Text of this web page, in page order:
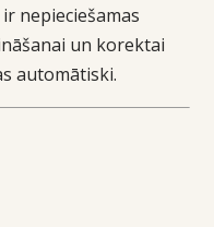
nepieciešamas
un korektai
automātiski.